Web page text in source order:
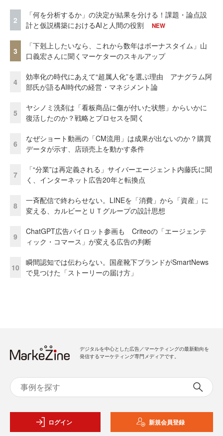
2
「何を分析するか」の決定が結果を分ける！課題・論点設
計と仮説構築におけるAIと人間の役割
NEW
3
「下剋上したいなら、これから数年はボーナスタイム」山
口義宏さんに聞くマーケターのスキルアップ
4
効率化の時代にあえて“超属人化”を選ぶ理由 アナグラム阿
部氏が語るAI時代の経営・マネジメント論
5
ヤシノミ洗剤は「看板商品に傷が付いた状態」からいかに
復活したのか？戦略とプロセスを聞く
6
なぜショート動画の「CM流用」は成果が出ないのか？購買
データが示す、店頭売上を動かす条件
7
「“分業”は再定義される」サイバーエージェント内藤氏に聞
く、インターネット広告20年と転換点
8
一斉配信で終わらせない。LINEを「消費」から「資産」に
変える、カルビーとＵＴグループの設計思想
9
ChatGPT広告パイロット参画も Criteoの「エージェンテ
ィック・コマース」が変える広告の判断
10
瞬間認知では伝わらない。国産靴下ブランドがSmartNews
で見つけた「ストーリーの届け方」
デジタルを中心とした広告／マーケティングの最新動向を
発信するマーケティング専門メディアです。
ログイン 新規会員登録